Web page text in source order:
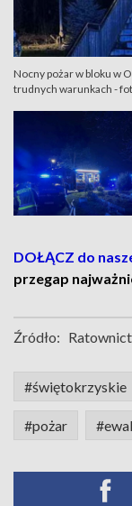
Nocny pożar w bloku w
trudnych warunkach -
DOŁĄCZ do
przegap
Źródło:
#świętokrzyskie
#pożar